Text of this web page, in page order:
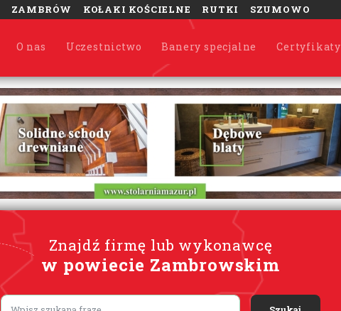
ZAMBRÓW KOŁAKI KOŚCIELNE RUTKI SZUMOWO
O nas Uczestnictwo Banery specjalne Certyfikaty
Znajdź firmę lub wykonawcę
w powiecie Zambrowskim
Lorem ipsum